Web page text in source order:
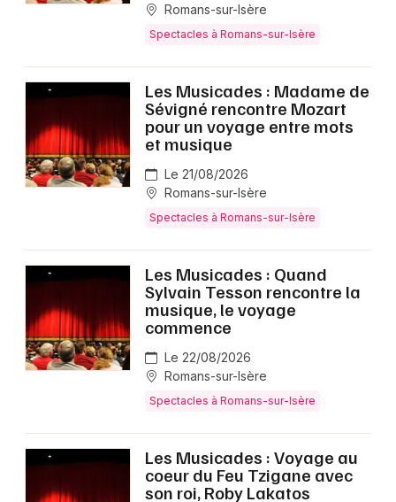
Romans-sur-Isère
Spectacles à Romans-sur-Isère
Les Musicades : Madame de
Sévigné rencontre Mozart
pour un voyage entre mots
et musique
Le 21/08/2026
Romans-sur-Isère
Spectacles à Romans-sur-Isère
Les Musicades : Quand
Sylvain Tesson rencontre la
musique, le voyage
commence
Le 22/08/2026
Romans-sur-Isère
Spectacles à Romans-sur-Isère
Les Musicades : Voyage au
coeur du Feu Tzigane avec
son roi, Roby Lakatos